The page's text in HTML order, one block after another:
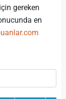
gereken
en